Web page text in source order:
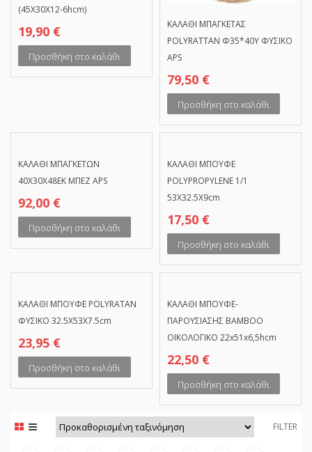
(45X30X12-6hcm)
19,90 €
Προσθήκη στο καλάθι
ΚΑΛΑΘΙ ΜΠΑΓΚΕΤΑΣ
POLYRATTAN Φ35*40Υ ΦΥΣΙΚΟ
APS
79,50 €
Προσθήκη στο καλάθι
ΚΑΛΑΘΙ ΜΠΑΓΚΕΤΩΝ
40Χ30Χ48ΕΚ ΜΠΕΖ APS
92,00 €
Προσθήκη στο καλάθι
ΚΑΛΑΘΙ ΜΠΟΥΦΕ
POLYPROPYLENE 1/1
53X32.5Χ9cm
17,50 €
Προσθήκη στο καλάθι
ΚΑΛΑΘΙ ΜΠΟΥΦΕ POLYRATAN
ΦΥΣΙΚΟ 32.5Χ53Χ7.5cm
23,95 €
Προσθήκη στο καλάθι
ΚΑΛΑΘΙ ΜΠΟΥΦΕ-
ΠΑΡΟΥΣΙΑΣΗΣ BAMBOO
ΟΙΚΟΛΟΓΙΚΟ 22x51x6,5hcm
22,50 €
Προσθήκη στο καλάθι
FILTER